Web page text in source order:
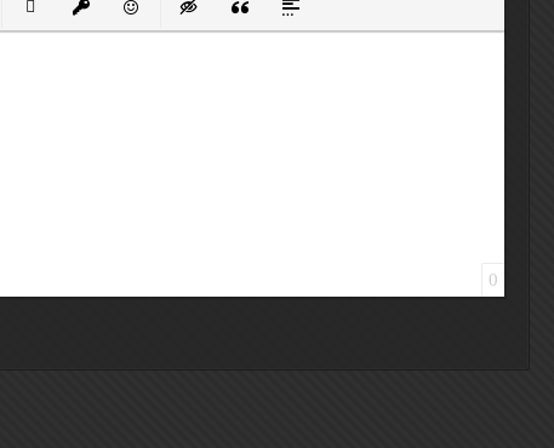
списоксписок
Вставить ссылку
Вставить защищенную ссылку
Вставить смайлик
Вставка скрытого текста
Вставка цитаты
Вставка спойлера
0